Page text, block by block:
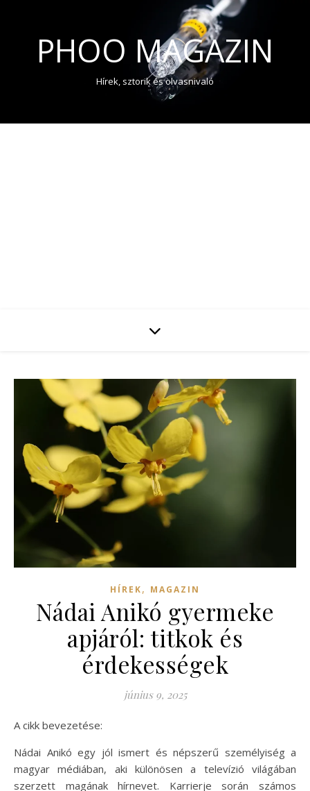
PHOO MAGAZIN
Hírek, sztorik és olvasnivaló
HÍREK, MAGAZIN
Nádai Anikó gyermeke
apjáról: titkok és
érdekességek
június 9, 2025
A cikk bevezetése:
Nádai Anikó egy jól ismert és népszerű személyiség a
magyar médiában, aki különösen a televízió világában
szerzett magának hírnevet. Karrierje során számos